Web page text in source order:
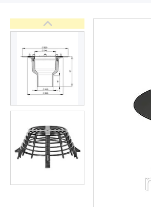
Новини
Статті